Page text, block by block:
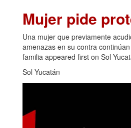
Mujer pide
Una mujer que previamente
amenazas en su contra
familia appeared first on Sol
Sol Yucatán